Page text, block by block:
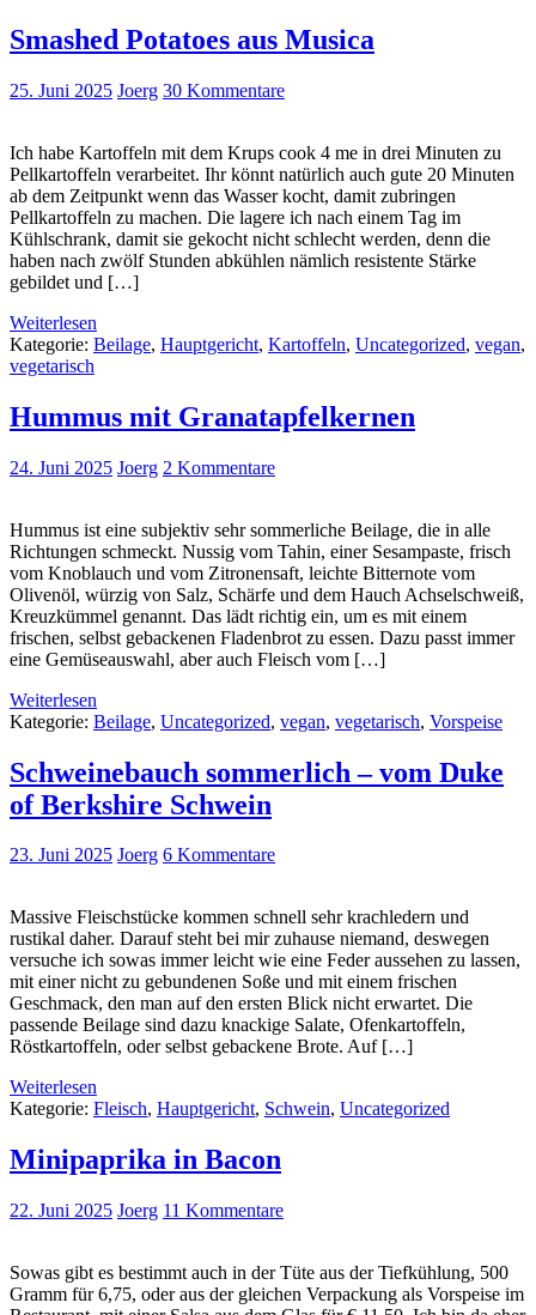
Smashed Potatoes aus Musica
25. Juni 2025 Joerg 30 Kommentare
Ich habe Kartoffeln mit dem Krups cook 4 me in drei Minuten zu
Pellkartoffeln verarbeitet. Ihr könnt natürlich auch gute 20 Minuten
ab dem Zeitpunkt wenn das Wasser kocht, damit zubringen
Pellkartoffeln zu machen. Die lagere ich nach einem Tag im
Kühlschrank, damit sie gekocht nicht schlecht werden, denn die
haben nach zwölf Stunden abkühlen nämlich resistente Stärke
gebildet und […]
Weiterlesen
Kategorie: Beilage, Hauptgericht, Kartoffeln, Uncategorized, vegan,
vegetarisch
Hummus mit Granatapfelkernen
24. Juni 2025 Joerg 2 Kommentare
Hummus ist eine subjektiv sehr sommerliche Beilage, die in alle
Richtungen schmeckt. Nussig vom Tahin, einer Sesampaste, frisch
vom Knoblauch und vom Zitronensaft, leichte Bitternote vom
Olivenöl, würzig von Salz, Schärfe und dem Hauch Achselschweiß,
Kreuzkümmel genannt. Das lädt richtig ein, um es mit einem
frischen, selbst gebackenen Fladenbrot zu essen. Dazu passt immer
eine Gemüseauswahl, aber auch Fleisch vom […]
Weiterlesen
Kategorie: Beilage, Uncategorized, vegan, vegetarisch, Vorspeise
Schweinebauch sommerlich – vom Duke
of Berkshire Schwein
23. Juni 2025 Joerg 6 Kommentare
Massive Fleischstücke kommen schnell sehr krachledern und
rustikal daher. Darauf steht bei mir zuhause niemand, deswegen
versuche ich sowas immer leicht wie eine Feder aussehen zu lassen,
mit einer nicht zu gebundenen Soße und mit einem frischen
Geschmack, den man auf den ersten Blick nicht erwartet. Die
passende Beilage sind dazu knackige Salate, Ofenkartoffeln,
Röstkartoffeln, oder selbst gebackene Brote. Auf […]
Weiterlesen
Kategorie: Fleisch, Hauptgericht, Schwein, Uncategorized
Minipaprika in Bacon
22. Juni 2025 Joerg 11 Kommentare
Sowas gibt es bestimmt auch in der Tüte aus der Tiefkühlung, 500
Gramm für 6,75, oder aus der gleichen Verpackung als Vorspeise im